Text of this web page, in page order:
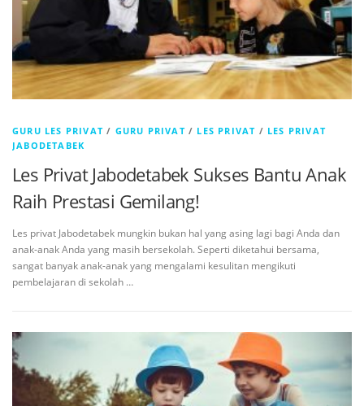
GURU LES PRIVAT / GURU PRIVAT/ LES PRIVAT / LES PRIVAT
JABODETABEK
Les Privat Jabodetabek Sukses Bantu Anak
Raih Prestasi Gemilang!
Les privat Jabodetabek mungkin bukan hal yang asing lagi bagi Anda dan
anak-anak Anda yang masih bersekolah. Seperti diketahui bersama,
sangat banyak anak-anak yang mengalami kesulitan mengikuti
pembelajaran di sekolah …